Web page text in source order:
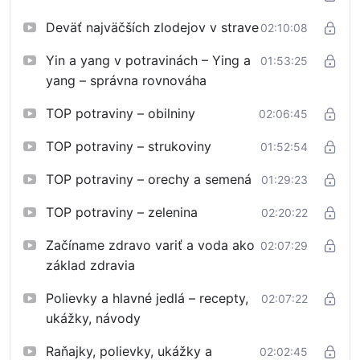
telo liečilo samo. Žiadna mágia – iba múdrosť, ktorá
odborníkom na zdravé stravovanie Petrom Planietom.
úplný začiatočník
Návod na chudnutie bez hladovania, bez jojo
Poznanie, ktoré potraviny liečia ktoré orgány a
Praktické recepty a techniky varenia – zdravo,
chutne a lacno
Cestu k trvalému zdraviu, nie k ďalšej neúspešnej
diéte
učíš sa vlastným tempom, kedykoľvek a
Deväť najväčších zlodejov v strave02:10:08
Yin a yang v potravinách – Ying a
yang – správna rovnováha
01:53:25
TOP potraviny – obilniny 02:06:45
TOP potraviny – strukoviny 01:52:54
TOP potraviny – orechy a semená 01:29:23
TOP potraviny – zelenina 02:20:22
Začíname zdravo variť a voda ako
základ zdravia
02:07:29
Polievky a hlavné jedlá – recepty,
ukážky, návody
02:07:22
Raňajky, polievky, ukážky a
02:02:45